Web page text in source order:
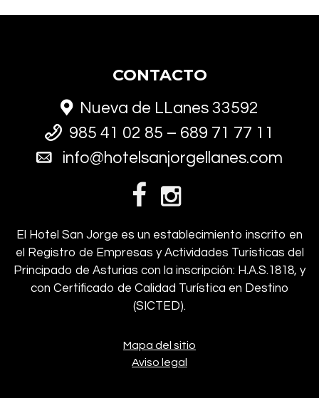
CONTACTO
Nueva de LLanes 33592
985 41 02 85 – 689 71 77 11
info@hotelsanjorgellanes.com
El Hotel San Jorge es un establecimiento inscrito en
el Registro de Empresas y Actividades Turísticas del
Principado de Asturias con la inscripción: H.A.S.1818, y
con Certificado de Calidad Turística en Destino
(SICTED).
Mapa del sitio
Aviso legal